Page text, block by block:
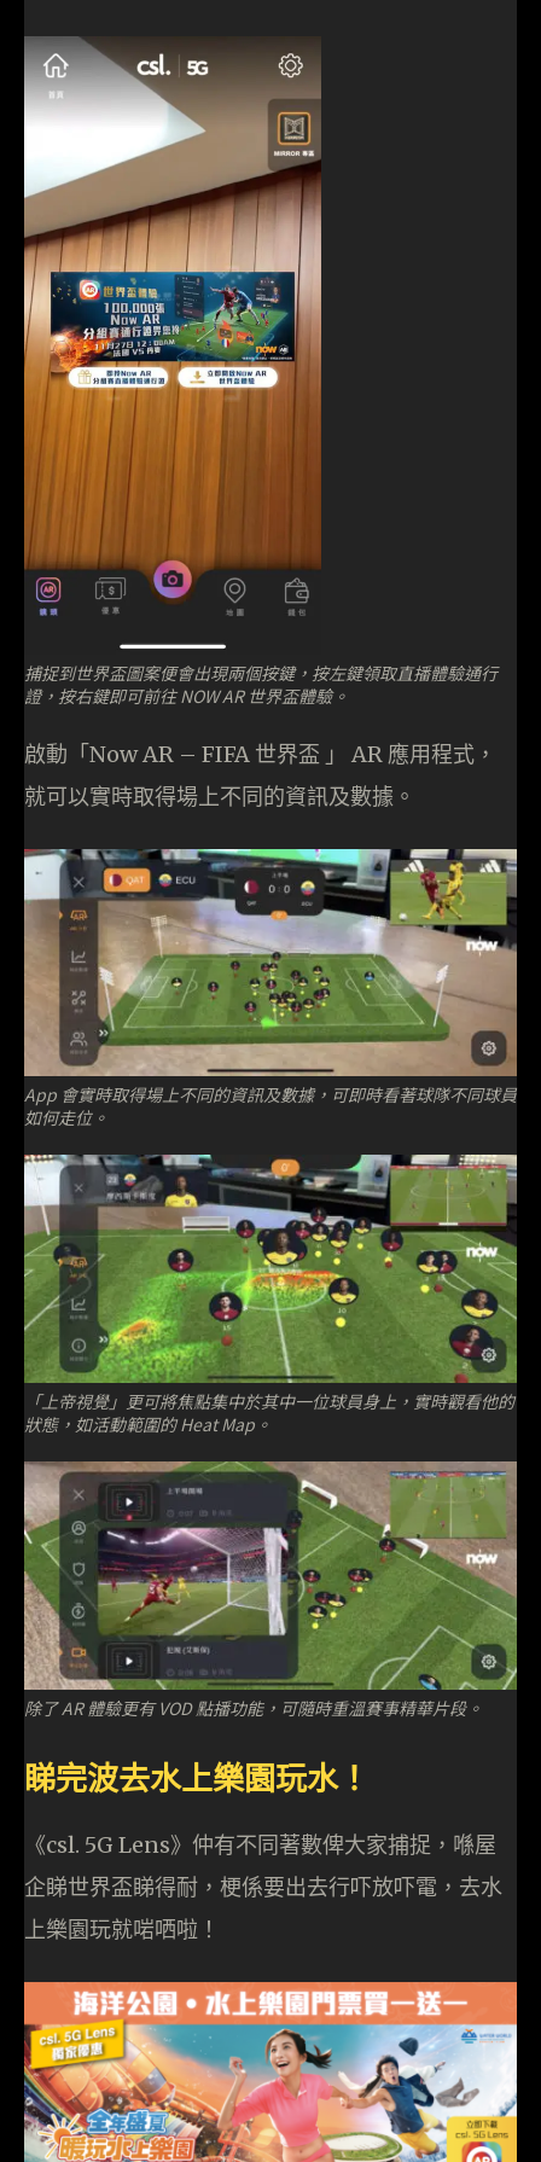
捕捉到世界盃圖案便會出現兩個按鍵，按左鍵領取直播體驗通行
證，按右鍵即可前往 NOW AR 世界盃體驗。
啟動「Now AR – FIFA 世界盃 」 AR 應用程式，
就可以實時取得場上不同的資訊及數據。
App 會實時取得場上不同的資訊及數據，可即時看著球隊不同球員
如何走位。
「上帝視覺」更可將焦點集中於其中一位球員身上，實時觀看他的
狀態，如活動範圍的 Heat Map。
除了 AR 體驗更有 VOD 點播功能，可隨時重溫賽事精華片段。
睇完波去水上樂園玩水！
《csl. 5G Lens》仲有不同著數俾大家捕捉，喺屋
企睇世界盃睇得耐，梗係要出去行吓放吓電，去水
上樂園玩就啱哂啦！